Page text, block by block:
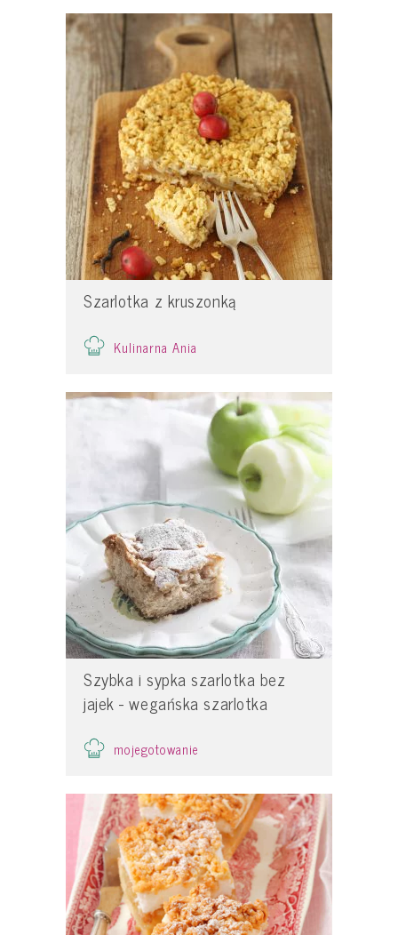
Szarlotka z kruszonką
Kulinarna Ania
Szybka i sypka szarlotka bez
jajek - wegańska szarlotka
mojegotowanie